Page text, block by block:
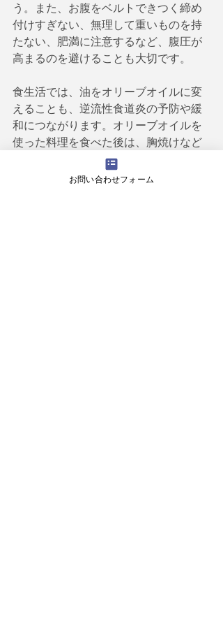
う。また、お腹をベルトできつく締め
付けすぎない、無理して重いものを持
たない、肥満に注意するなど、腹圧が
高まるのを避けることも大切です。
食生活では、油をオリーブオイルに変
えることも、逆流性食道炎の予防や緩
和につながります。オリーブオイルを
使った料理を食べた後は、胸焼けなど
の症状がほとんど出てきません。油脂
が下部食道括約筋に及ぼす影響を調べ
お問い合わせフォーム